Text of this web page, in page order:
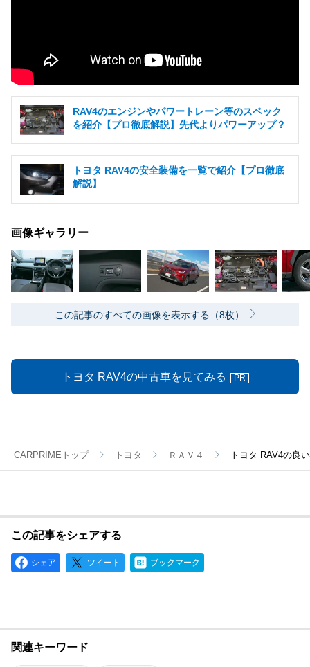
RAV4のエンジンやパワートレーン等のスペック
を紹介【プロ徹底解説】先代よりパワーアップ？
トヨタ RAV4の安全装備を一覧で紹介【プロ徹底
解説】
画像ギャラリー
この記事のすべての画像を表示する（8枚）
トヨタ RAV4の中古車を見てみる PR
CARPRIMEトップ トヨタ ＲＡＶ４ トヨタ RAV4の良
この記事をシェアする
シェア ツイート ブックマーク
関連キーワード